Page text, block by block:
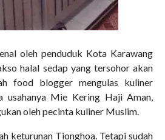
oleh penduduk Kota Karawang
halal sedap yang tersohor akan
food blogger mengulas kuliner
usahanya Mie Kering Haji Aman,
oleh pecinta kuliner Muslim.
keturunan Tionghoa. Tetapi sudah